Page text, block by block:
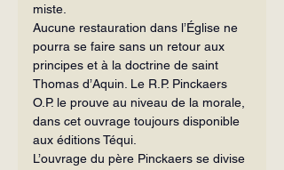
miste.
Aucune restauration dans l’Église ne
pourra se faire sans un retour aux
prin­cipes et à la doctrine de saint
Thomas d’Aquin. Le R.P. Pinckaers
O.P. le prouve au niveau de la morale,
dans cet ouvrage toujours disponible
aux éditions Téqui.
L’ouvrage du père Pinckaers se divise